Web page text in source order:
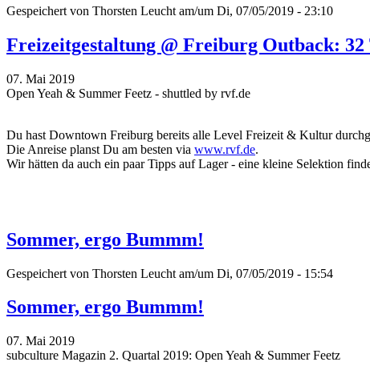
Gespeichert von Thorsten Leucht am/um Di, 07/05/2019 - 23:10
Freizeitgestaltung @ Freiburg Outback: 32
07. Mai 2019
Open Yeah & Summer Feetz - shuttled by rvf.de
Du hast Downtown Freiburg bereits alle Level Freizeit & Kultur
Die Anreise planst Du am besten via www.rvf.de.
Wir hätten da auch ein paar Tipps auf Lager - eine kleine Selektion
Sommer, ergo Bummm!
Gespeichert von Thorsten Leucht am/um Di, 07/05/2019 - 15:54
Sommer, ergo Bummm!
07. Mai 2019
subculture Magazin 2. Quartal 2019: Open Yeah & Summer Feetz